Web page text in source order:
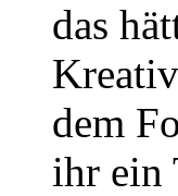
das
dem
ihr ein